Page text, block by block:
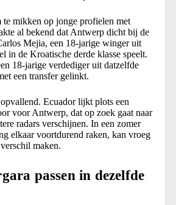
mikken op jonge profielen met
al bekend dat Antwerp dicht bij de
Mejia, een 18-jarige winger uit
in de Kroatische derde klasse speelt.
18-jarige verdediger uit datzelfde
een transfer gelinkt.
Ecuador lijkt plots een
voor Antwerp, dat op zoek gaat naar
radars verschijnen. In een zomer
elkaar voortdurend raken, kan vroeg
maken.
passen in dezelfde